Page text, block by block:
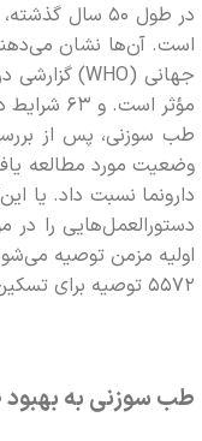
در طول 50
وضعیت مورد مطالعه
دستورالعمل‌هایی را
5572 توصیه برای تسکین درد طب سوزنی و 3768 توصیه برای درمان طب سوزنی علائم غیردردی ارائه شده است.
طب سوزنی به